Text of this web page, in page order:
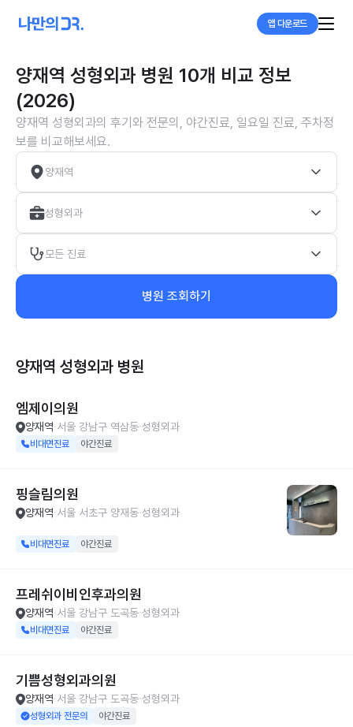
앱 다운로드
양재역 성형외과 병원 10개 비교 정보
(2026)
양재역 성형외과의 후기와 전문의, 야간진료, 일요일 진료, 주차정
보를 비교해보세요.
양재역
성형외과
모든 진료
병원 조회하기
양재역 성형외과 병원
엠제이의원
양재역 서울 강남구 역삼동 성형외과
비대면진료 야간진료
핑슬림의원
양재역 서울 서초구 양재동 성형외과
비대면진료 야간진료
프레쉬이비인후과의원
양재역 서울 강남구 도곡동 성형외과
비대면진료 야간진료
기쁨성형외과의원
양재역 서울 강남구 도곡동 성형외과
성형외과 전문의 야간진료